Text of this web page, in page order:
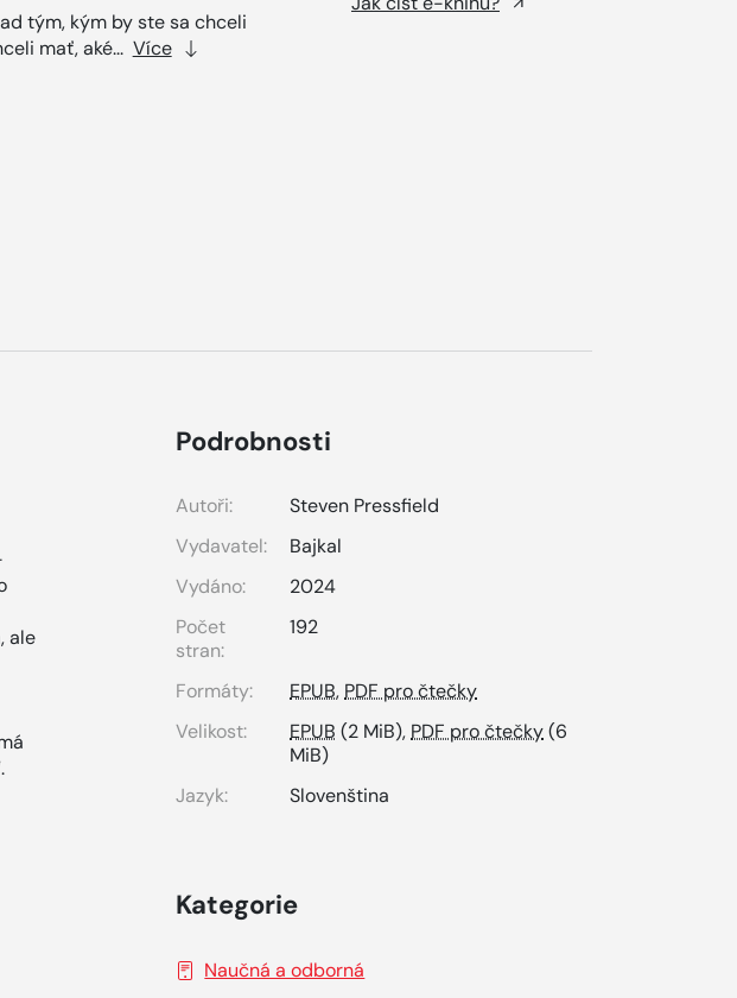
tým, kým by ste sa chceli
mať, aké... Více
ale
Podrobnosti
Autoři:
Steven Pressfield
Vydavatel:
Bajkal
Vydáno:
2024
Počet
stran:
192
Formáty: EPUB, PDF pro čtečky
Velikost:
EPUB (2 MiB), PDF pro čtečky(6
MiB)
Jazyk:
Slovenština
Kategorie
Naučná a odborná